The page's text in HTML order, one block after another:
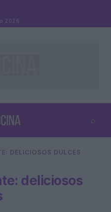
2026
⌕
⌕
DELICIOSOS DULCES
deliciosos